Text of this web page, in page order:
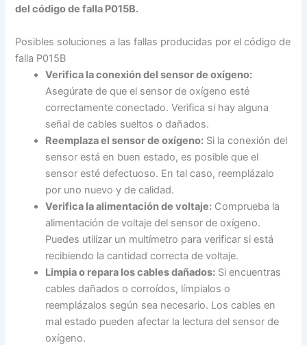
del código de falla P015B.
Posibles soluciones a las fallas producidas por el código de
falla P015B
Verifica la conexión del sensor de oxígeno:
Asegúrate de que el sensor de oxígeno esté
correctamente conectado. Verifica si hay alguna
señal de cables sueltos o dañados.
Reemplaza el sensor de oxígeno: Si la conexión del
sensor está en buen estado, es posible que el
sensor esté defectuoso. En tal caso, reemplázalo
por uno nuevo y de calidad.
Verifica la alimentación de voltaje: Comprueba la
alimentación de voltaje del sensor de oxígeno.
Puedes utilizar un multímetro para verificar si está
recibiendo la cantidad correcta de voltaje.
Limpia o repara los cables dañados: Si encuentras
cables dañados o corroídos, límpialos o
reemplázalos según sea necesario. Los cables en
mal estado pueden afectar la lectura del sensor de
oxígeno.